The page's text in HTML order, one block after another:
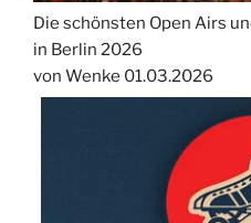
Die schönsten Open Airs
in Berlin 2026
von Wenke 01.03.2026